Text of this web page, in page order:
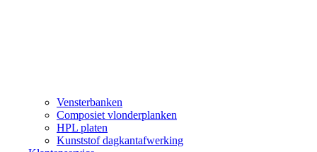
Vensterbanken
Composiet vlonderplanken
HPL platen
Kunststof dagkantafwerking